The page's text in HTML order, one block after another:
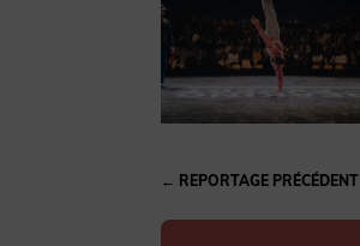
← REPORTAGE PRÉCÉDENT